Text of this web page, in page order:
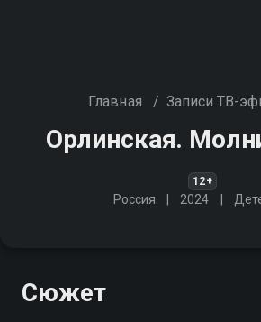
Главная / Записи ТВ-
Орлинская.
12+
Россия 2024
Сюжет